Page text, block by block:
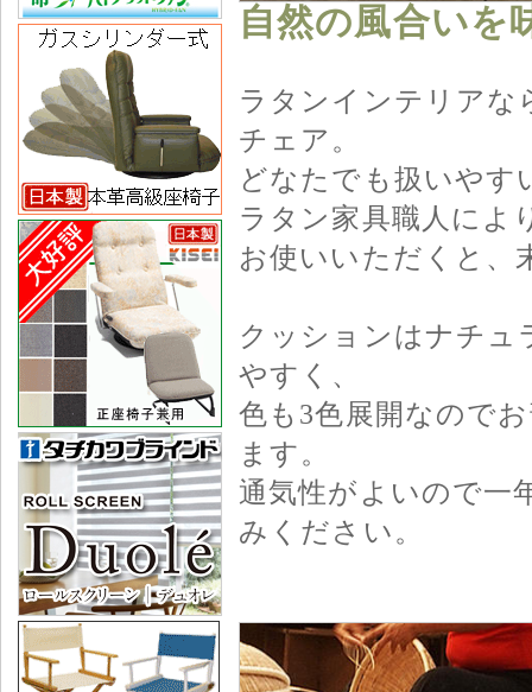
自然の風合いを
ラタンインテリアな
チェア。
どなたでも扱いやす
ラタン家具職人によ
お使いいただくと、
クッションはナチュ
やすく、
色も3色展開なので
ます。
通気性がよいので一
みください。